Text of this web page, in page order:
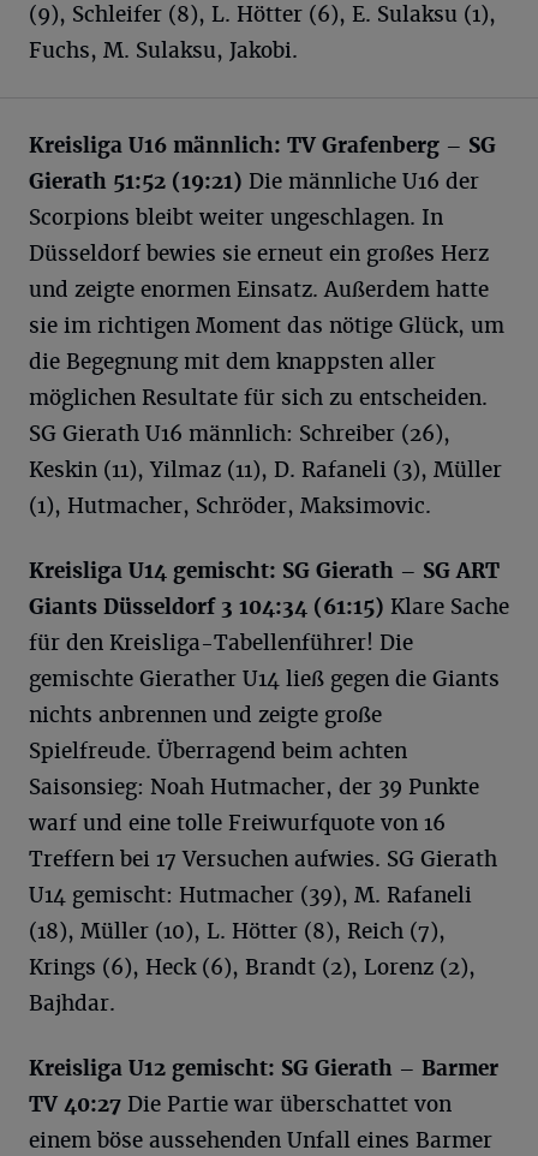
(9), Schleifer (8), L. Hötter (6), E. Sulaksu (1),
Fuchs, M. Sulaksu, Jakobi.
Kreisliga U16 männlich: TV Grafenberg – SG
Gierath 51:52 (19:21) Die männliche U16 der
Scorpions bleibt weiter ungeschlagen. In
Düsseldorf bewies sie erneut ein großes Herz
und zeigte enormen Einsatz. Außerdem hatte
sie im richtigen Moment das nötige Glück, um
die Begegnung mit dem knappsten aller
möglichen Resultate für sich zu entscheiden.
SG Gierath U16 männlich: Schreiber (26),
Keskin (11), Yilmaz (11), D. Rafaneli (3), Müller
(1), Hutmacher, Schröder, Maksimovic.
Kreisliga U14 gemischt: SG Gierath – SG ART
Giants Düsseldorf 3 104:34 (61:15) Klare Sache
für den Kreisliga-Tabellenführer! Die
gemischte Gierather U14 ließ gegen die Giants
nichts anbrennen und zeigte große
Spielfreude. Überragend beim achten
Saisonsieg: Noah Hutmacher, der 39 Punkte
warf und eine tolle Freiwurfquote von 16
Treffern bei 17 Versuchen aufwies. SG Gierath
U14 gemischt: Hutmacher (39), M. Rafaneli
(18), Müller (10), L. Hötter (8), Reich (7),
Krings (6), Heck (6), Brandt (2), Lorenz (2),
Bajhdar.
Kreisliga U12 gemischt: SG Gierath – Barmer
TV 40:27 Die Partie war überschattet von
einem böse aussehenden Unfall eines Barmer